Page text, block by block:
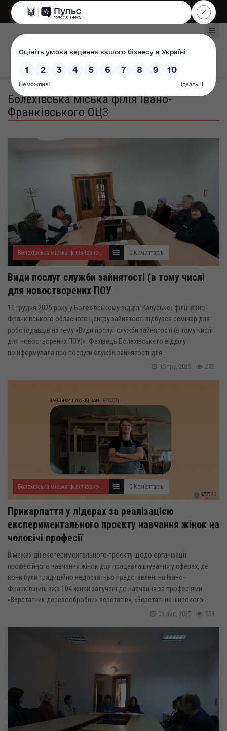
Для слабозорих|
Болехівська міська філія Івано-
Франківського ОЦЗ
Болехівська міська філія Івано-Франківського ОЦЗ 0 Коментарів
Види послуг служби зайнятості (в тому числі
для новостворених ПОУ
11 грудня 2025 року у Болехівському відділі Калуської філії Івано-
Франківського обласного центру зайнятості відбувся семінар для
роботодавців на тему «Види послуг служби зайнятості (в тому числі
для новостворених ПОУ)». Фахівець Болехівського відділу
поінформувала про послуги служби зайнятості для...
272
15 гру, 2025
Болехівська міська філія Івано-Франківського ОЦЗ 0 Коментарів
Прикарпаття у лідерах за реалізацією
експериментального проєкту навчання жінок на
чоловічі професії
В межах дії експериментального проєкту щодо організації
професійного навчання жінок для працевлаштування у сферах, де
вони були традиційно недостатньо представлені на Івано-
Франківщині вже 104 жінки залучені до навчання за професіями
«Верстатник деревообробних верстатів», «Верстатник широкого...
554
06 лис, 2025